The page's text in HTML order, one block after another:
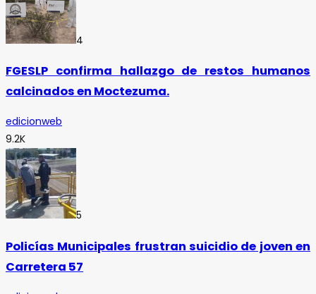
4
FGESLP confirma hallazgo de restos humanos
calcinados en Moctezuma.
edicionweb
9.2K
5
Policías Municipales frustran suicidio de joven en
Carretera 57